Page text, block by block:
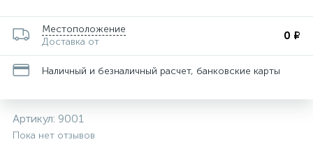
Местоположение
Доставка от
0 ₽
Наличный и безналичный расчет, банковские карты
Артикул: 9001
Пока нет отзывов